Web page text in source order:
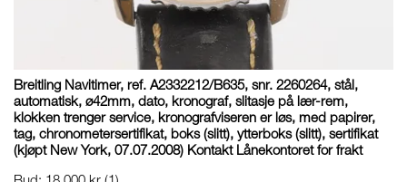
Breitling Navitimer, ref. A2332212/B635, snr. 2260264, stål,
automatisk, ø42mm, dato, kronograf, slitasje på lær-rem,
klokken trenger service, kronografviseren er løs, med papirer,
tag, chronometersertifikat, boks (slitt), ytterboks (slitt), sertifikat
(kjøpt New York, 07.07.2008) Kontakt Lånekontoret for frakt